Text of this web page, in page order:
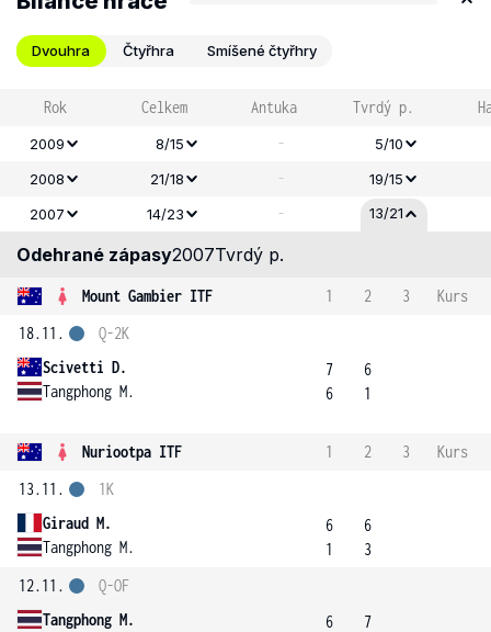
Dvouhra Čtyřhra Smíšené čtyřhry
Rok Celkem Antuka Tvrdý p.
2009 8/15 - 5/10
2008
21/18 - 19/15
2007
14/23 - 13/21
Odehrané zápasy2007Tvrdý p.
Mount Gambier ITF 1 2 3
Kurs
18.11.
Scivetti D.
Tangphong M.
Q-2K
7
6
6
1
Nuriootpa ITF 1 2 3
Kurs
13.11.
Giraud M.
Tangphong M.
1K
6
1
6
3
12.11.
Tangphong M.
Q-OF
6
7